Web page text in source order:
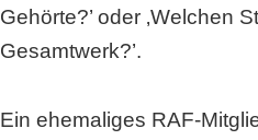
Gehörte?’ oder ‚Welchen
Gesamtwerk?’.
Ein ehemaliges RAF-